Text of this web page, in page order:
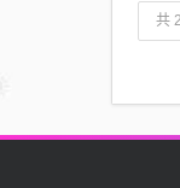
共